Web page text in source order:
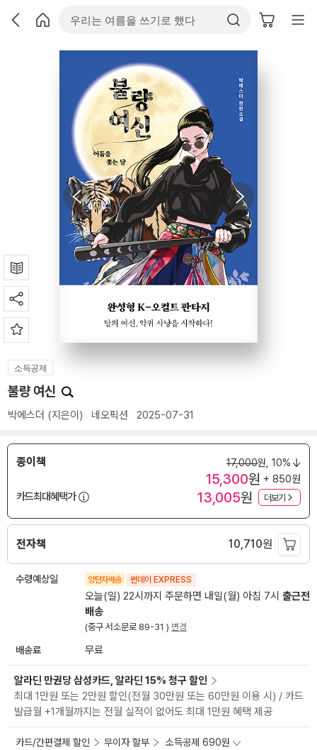
소득공제
불량 여신
박에스더 (지은이) 네오픽션 2025-07-31
종이책 17,000원, 10%
15,300원 + 850원
카드최대혜택가
13,005원 더보기
전자책 10,710원
수령예상일 양탄자배송 썬데이 EXPRESS
오늘(일) 22시까지 주문하면 내일(월) 아침 7시 출근전
배송
(중구 서소문로 89-31 ) 변경
배송료 무료
알라딘 만권당 삼성카드, 알라딘 15% 청구 할인
최대 1만원 또는 2만원 할인(전월 30만원 또는 60만원 이용 시) / 카드
발급월 +1개월까지는 전월 실적이 없어도 최대 1만원 혜택 제공
카드/간편결제 할인 무이자 할부 소득공제 690원